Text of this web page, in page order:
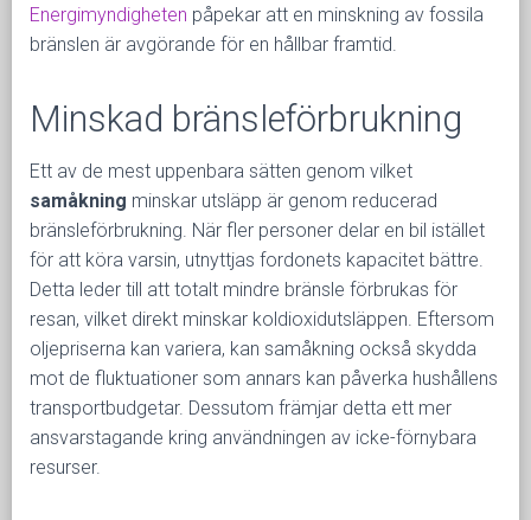
Energimyndigheten påpekar att en minskning av fossila
bränslen är avgörande för en hållbar framtid.
Minskad bränsleförbrukning
Ett av de mest uppenbara sätten genom vilket
samåkning minskar utsläpp är genom reducerad
bränsleförbrukning. När fler personer delar en bil istället
för att köra varsin, utnyttjas fordonets kapacitet bättre.
Detta leder till att totalt mindre bränsle förbrukas för
resan, vilket direkt minskar koldioxidutsläppen. Eftersom
oljepriserna kan variera, kan samåkning också skydda
mot de fluktuationer som annars kan påverka hushållens
transportbudgetar. Dessutom främjar detta ett mer
ansvarstagande kring användningen av icke-förnybara
resurser.